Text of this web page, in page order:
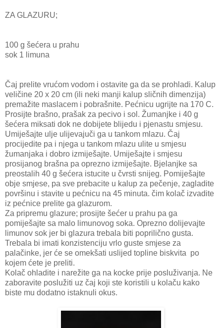
ZA GLAZURU;
100 g šećera u prahu
sok 1 limuna
Čaj prelite vrućom vodom i ostavite ga da se prohladi. Kalup
veličine 20 x 20 cm (ili neki manji kalup sličnih dimenzija)
premažite maslacem i pobrašnite. Pećnicu ugrijte na 170 C.
Prosijte brašno, prašak za pecivo i sol. Žumanjke i 40 g
šećera miksati dok ne dobijete blijedu i pjenastu smjesu.
Umiješajte ulje ulijevajuči ga u tankom mlazu. Čaj
procijedite pa i njega u tankom mlazu ulite u smjesu
žumanjaka i dobro izmiješajte. Umiješajte i smjesu
prosijanog brašna pa oprezno izmiješajte. Bjelanjke sa
preostalih 40 g šećera istucite u čvrsti snijeg. Pomiješajte
obje smjese, pa sve prebacite u kalup za pečenje, zagladite
površinu i stavite u pećnicu na 45 minuta. čim kolač izvadite
iz pećnice prelite ga glazurom.
Za pripremu glazure; prosijte šećer u prahu pa ga
pomiješajte sa malo limunovog soka. Oprezno dolijevajte
limunov sok jer bi glazura trebala biti poprilično gusta.
Trebala bi imati konzistenciju vrlo guste smjese za
palačinke, jer će se omekšati uslijed topline biskvita po
kojem ćete je preliti.
Kolač ohladite i narežite ga na kocke prije posluživanja. Ne
zaboravite poslužiti uz čaj koji ste koristili u kolaču kako
biste mu dodatno istaknuli okus.